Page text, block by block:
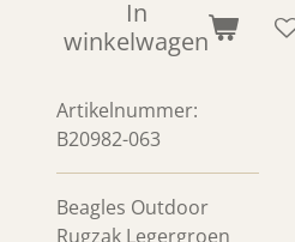
In
winkelwagen
Artikelnummer:
B20982-063
Beagles Outdoor
Rugzak Legergroen